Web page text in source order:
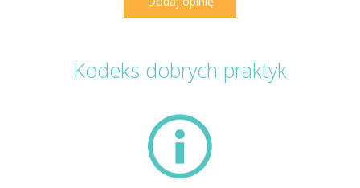
Kodeks dobrych praktyk